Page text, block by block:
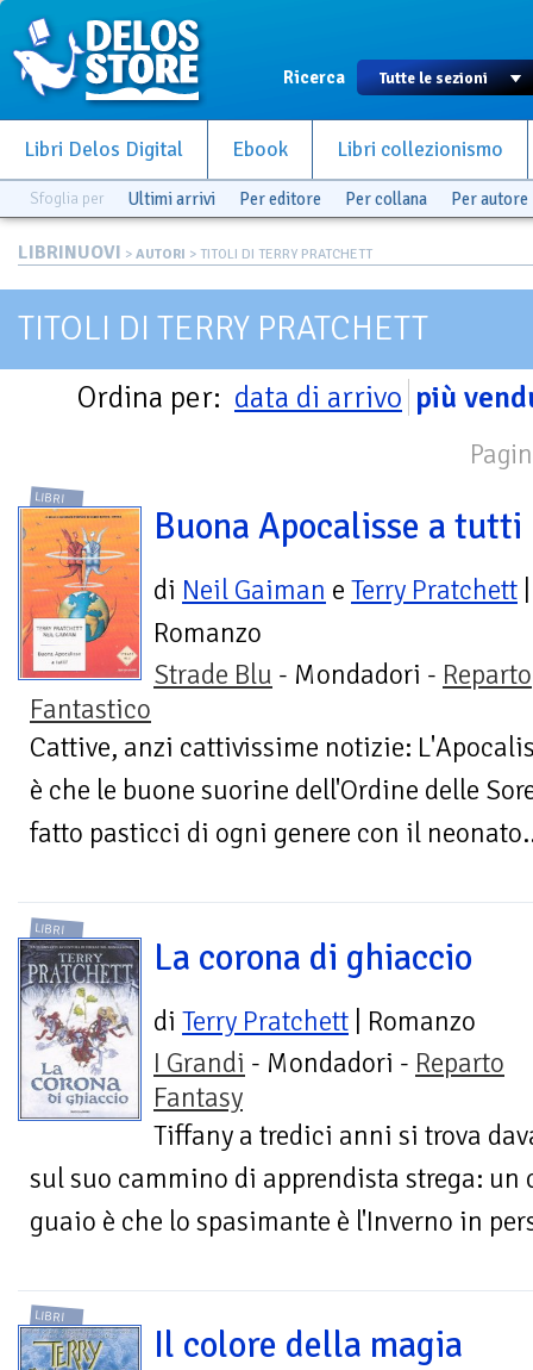
Ricerca
Libri Delos Digital Ebook Libri collezionismo
Sfoglia per Ultimi arrivi Per editore Per collana Per autore
LIBRINUOVI > AUTORI > TITOLI DI TERRY PRATCHETT
TITOLI DI TERRY PRATCHETT
Ordina per: data di arrivo più
LIBRI
Buona Apocalisse a tutti
di Neil Gaiman e Terry Pratchett
Romanzo
Strade Blu - Mondadori - Reparto
Fantastico
Cattive, anzi cattivissime notizie:
è che le buone suorine dell'Ordine delle
fatto pasticci di ogni genere con il
LIBRI
La corona di ghiaccio
di Terry Pratchett | Romanzo
I Grandi - Mondadori - Reparto
Fantasy
Tiffany a tredici anni si trova
sul suo cammino di apprendista strega:
guaio è che lo spasimante è l'Inverno in
LIBRI
Il colore della magia